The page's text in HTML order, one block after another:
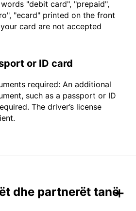
"debit card", "prepaid",
"ecard" printed on the front
card are not accepted
or ID card
required: An additional
such as a passport or ID
The driver’s license
dhe partnerët tanë